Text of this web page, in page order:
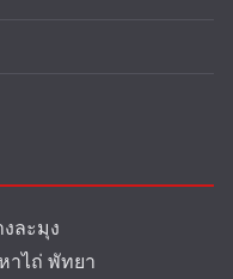
ละมุง
าไถ่ พัทยา